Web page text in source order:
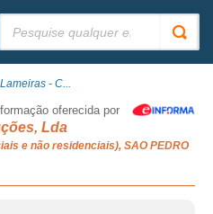
- C...
oferecida por
Lda
e não residenciais), SAO PEDRO